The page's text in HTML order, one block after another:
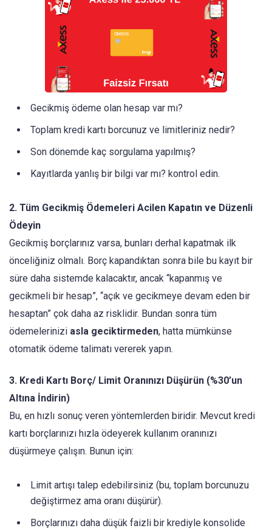
Gecikmiş ödeme olan hesap var mı?
Toplam kredi kartı borcunuz ve limitleriniz nedir?
Son dönemde kaç sorgulama yapılmış?
Kayıtlarda yanlış bir bilgi var mı? kontrol edin.
2. Tüm Gecikmiş Ödemeleri Acilen Kapatın ve Düzenli
Ödeyin
Gecikmiş borçlarınız varsa, bunları derhal kapatmak ilk
önceliğiniz olmalı. Borç kapandıktan sonra bile bu kayıt bir
süre daha sistemde kalacaktır, ancak “kapanmış ve
gecikmeli bir hesap”, “açık ve gecikmeye devam eden bir
hesaptan” çok daha az risklidir. Bundan sonra tüm
ödemelerinizi asla geciktirmeden, hatta mümkünse
otomatik ödeme talimatı vererek yapın.
3. Kredi Kartı Borç/ Limit Oranınızı Düşürün (%30’un
Altına İndirin)
Bu, en hızlı sonuç veren yöntemlerden biridir. Mevcut kredi
kartı borçlarınızı hızla ödeyerek kullanım oranınızı
düşürmeye çalışın. Bunun için:
Limit artışı talep edebilirsiniz (bu, toplam borcunuzu
değiştirmez ama oranı düşürür).
Borçlarınızı daha düşük faizli bir krediyle konsolide